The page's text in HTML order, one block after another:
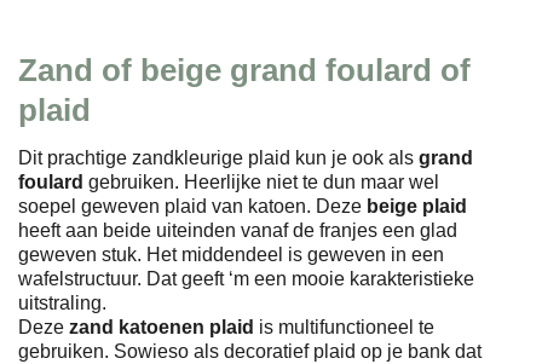
Zand of beige grand foulard of
plaid
Dit prachtige zandkleurige plaid kun je ook als grand
foulard gebruiken. Heerlijke niet te dun maar wel
soepel geweven plaid van katoen. Deze beige plaid
heeft aan beide uiteinden vanaf de franjes een glad
geweven stuk. Het middendeel is geweven in een
wafelstructuur. Dat geeft ‘m een mooie karakteristieke
uitstraling.
Deze zand katoenen plaid is multifunctioneel te
gebruiken. Sowieso als decoratief plaid op je bank dat